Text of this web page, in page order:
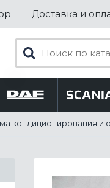
Доставка и
кондиционирования и